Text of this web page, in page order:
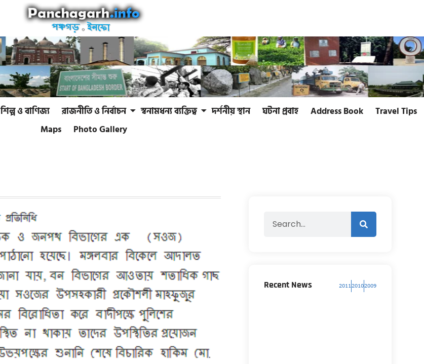
শিল্প ও বাণিজ্য রাজনীতি ও নির্বাচন স্বনামধন্য ব্যক্তিত্ব দর্শনীয় স্থান ঘটনা প্রবাহ Address Book
Travel Tips
Maps
Photo Gallery
Recent News 2011 20102009